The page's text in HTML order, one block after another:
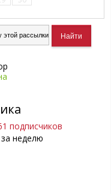
подписчиков
неделю